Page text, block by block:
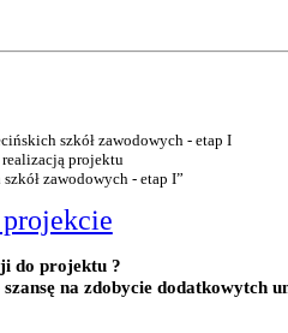
realizacją projektu
zawodowych - etap I”
do projektu ?
na zdobycie dodatkowytch